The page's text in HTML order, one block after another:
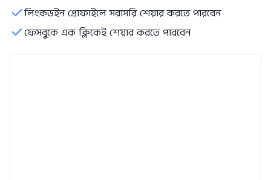
লিংকডইন প্রোফাইলে সরাসরি শেয়ার করতে পারবেন
ফেসবুকে এক ক্লিকেই শেয়ার করতে পারবেন